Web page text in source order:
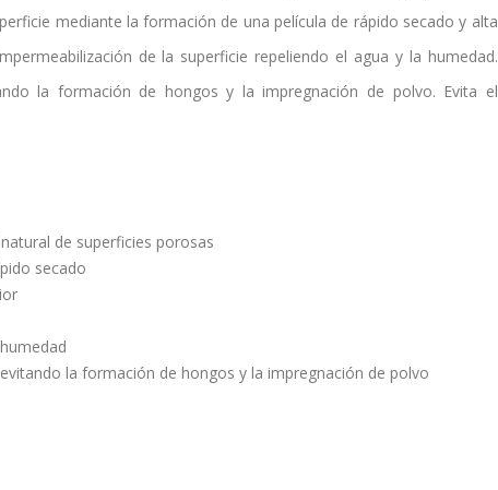
mediante la formación de una película de rápido secado y alta
de la superficie repeliendo el agua y la humedad.
la formación de hongos y la impregnación de polvo. Evita el
de superficies porosas
secado
la formación de hongos y la impregnación de polvo